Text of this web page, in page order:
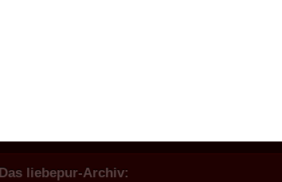
Das liebepur-Archiv: